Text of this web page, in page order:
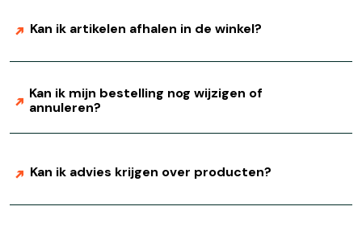
Kan ik artikelen afhalen in de winkel?
Kan ik mijn bestelling nog wijzigen of
annuleren?
Kan ik advies krijgen over producten?